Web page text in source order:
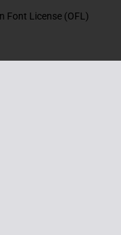
Font License (OFL)